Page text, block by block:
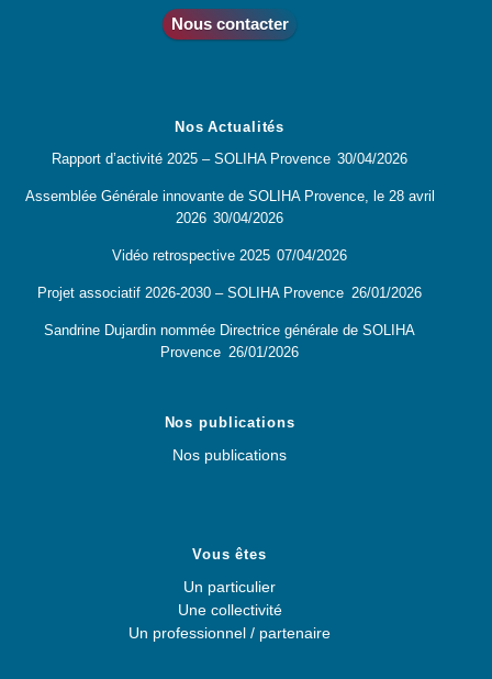
Nous contacter
Nos Actualités
Rapport d’activité 2025 – SOLIHA Provence 30/04/2026
Assemblée Générale innovante de SOLIHA Provence, le 28 avril
2026 30/04/2026
Vidéo retrospective 2025 07/04/2026
Projet associatif 2026-2030 – SOLIHA Provence 26/01/2026
Sandrine Dujardin nommée Directrice générale de SOLIHA
Provence 26/01/2026
Nos publications
Nos publications
Vous êtes
Un particulier
Une collectivité
Un professionnel / partenaire